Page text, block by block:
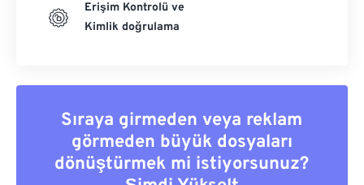
Erişim Kontrolü ve
Kimlik doğrulama
Sıraya girmeden veya reklam
görmeden büyük dosyaları
dönüştürmek mi istiyorsunuz?